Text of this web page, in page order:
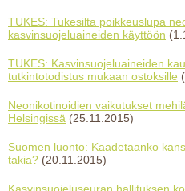
TUKES: Tukesilta poikkeuslupa
kasvinsuojeluaineiden käyttöön
TUKES: Kasvinsuojeluaineiden
tutkintotodistus mukaan ostoksille
Neonikotinoidien vaikutukset
Helsingissä (25.11.2015)
Suomen luonto: Kaadetaanko
takia? (20.11.2015)